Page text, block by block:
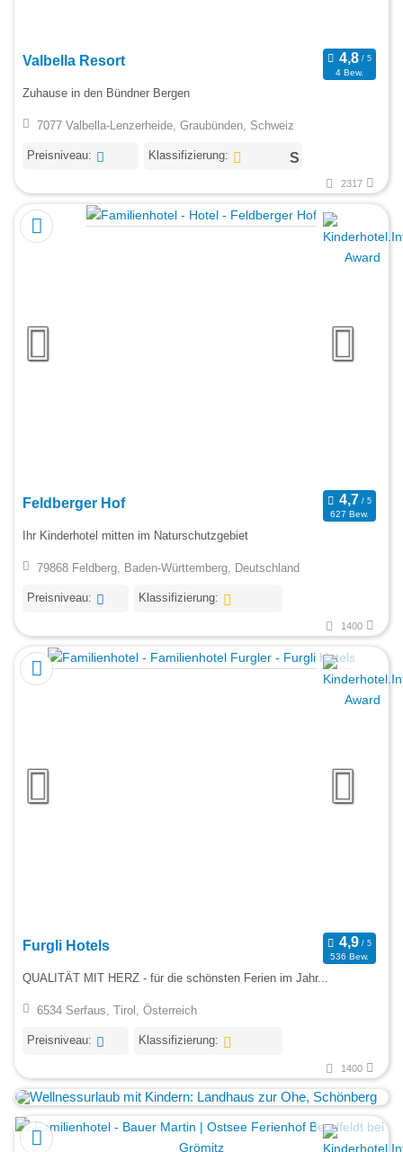
Valbella Resort
4 Bew.
Zuhause in den Bündner Bergen
7077 Valbella-Lenzerheide, Graubünden, Schweiz
Preisniveau: Klassifizierung:
2317
Feldberger Hof
627 Bew.
Ihr Kinderhotel mitten im Naturschutzgebiet
79868 Feldberg, Baden-Württemberg, Deutschland
Preisniveau: Klassifizierung:
1400
Furgli Hotels
536 Bew.
QUALITÄT MIT HERZ - für die schönsten Ferien im Jahr...
6534 Serfaus, Tirol, Österreich
Preisniveau: Klassifizierung:
1400